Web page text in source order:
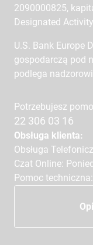
2090000825,
Designated
U.S. Bank Europe
gospodarczą pod
podlega
Potrzebujesz
22 306 03 16
Obsługa klienta:
Obsługa
Czat Online:
Pomoc